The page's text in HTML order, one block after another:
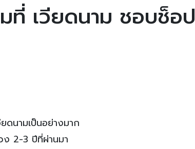
ที่ เวียดนาม ชอบช็อป
ดนามเป็นอย่างมาก
ง 2-3 ปีที่ผ่านมา